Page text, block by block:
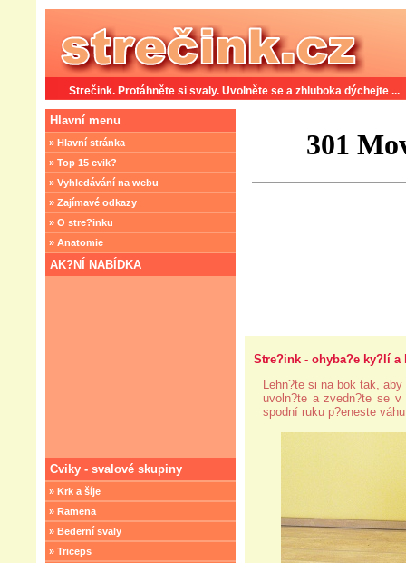
Strečink. Protáhněte si svaly. Uvolněte se a zhluboka dýchejte ...
Hlavní menu
» Hlavní stránka
» Top 15 cvik?
» Vyhledávání na webu
» Zajímavé odkazy
» O stre?inku
» Anatomie
AK?NÍ NABÍDKA
Cviky - svalové skupiny
» Krk a šíje
» Ramena
» Bederní svaly
» Triceps
Stre?ink - ohyba?e ky?lí a
Lehn?te si na bok tak,
uvoln?te a zvedn?te se
spodní ruku p?eneste